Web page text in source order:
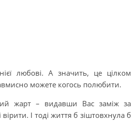
любові. А значить, це цілком
можете когось полюбити.
жарт – видавши Вас заміж за
І тоді життя б зіштовхнула б